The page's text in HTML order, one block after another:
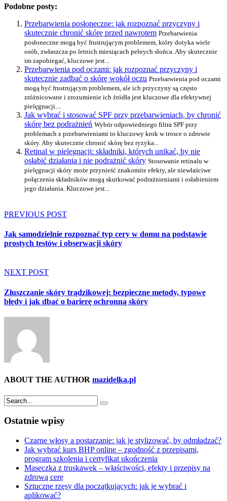
Podobne posty:
Przebarwienia posłoneczne: jak rozpoznać przyczyny i
skutecznie chronić skórę przed nawrotem Przebarwienia
posłoneczne mogą być frustrującym problemem, który dotyka wiele
osób, zwłaszcza po letnich miesiącach pełnych słońca. Aby skutecznie
im zapobiegać, kluczowe jest...
Przebarwienia pod oczami: jak rozpoznać przyczyny i
skutecznie zadbać o skórę wokół oczu Przebarwienia pod oczami
mogą być frustrującym problemem, ale ich przyczyny są często
zróżnicowane i zrozumienie ich źródła jest kluczowe dla efektywnej
pielęgnacji....
Jak wybrać i stosować SPF przy przebarwieniach, by chronić
skórę bez podrażnień Wybór odpowiedniego filtra SPF przy
problemach z przebarwieniami to kluczowy krok w trosce o zdrowie
skóry. Aby skutecznie chronić skórę bez ryzyka...
Retinal w pielęgnacji: składniki, których unikać, by nie
osłabić działania i nie podrażnić skóry Stosowanie retinalu w
pielęgnacji skóry może przynieść znakomite efekty, ale niewłaściwe
połączenia składników mogą skutkować podrażnieniami i osłabieniem
jego działania. Kluczowe jest...
PREVIOUS POST
Jak samodzielnie rozpoznać typ cery w domu na podstawie
prostych testów i obserwacji skóry
NEXT POST
Złuszczanie skóry trądzikowej: bezpieczne metody, typowe
błędy i jak dbać o barierę ochronną skóry
ABOUT THE AUTHOR mazidelka.pl
Ostatnie wpisy
Czarne włosy a postarzanie: jak je stylizować, by odmładzać?
Jak wybrać kurs BHP online – zgodność z przepisami,
program szkolenia i certyfikat ukończenia
Maseczka z truskawek – właściwości, efekty i przepisy na
zdrową cerę
Sztuczne rzęsy dla początkujących: jak je wybrać i
aplikować?